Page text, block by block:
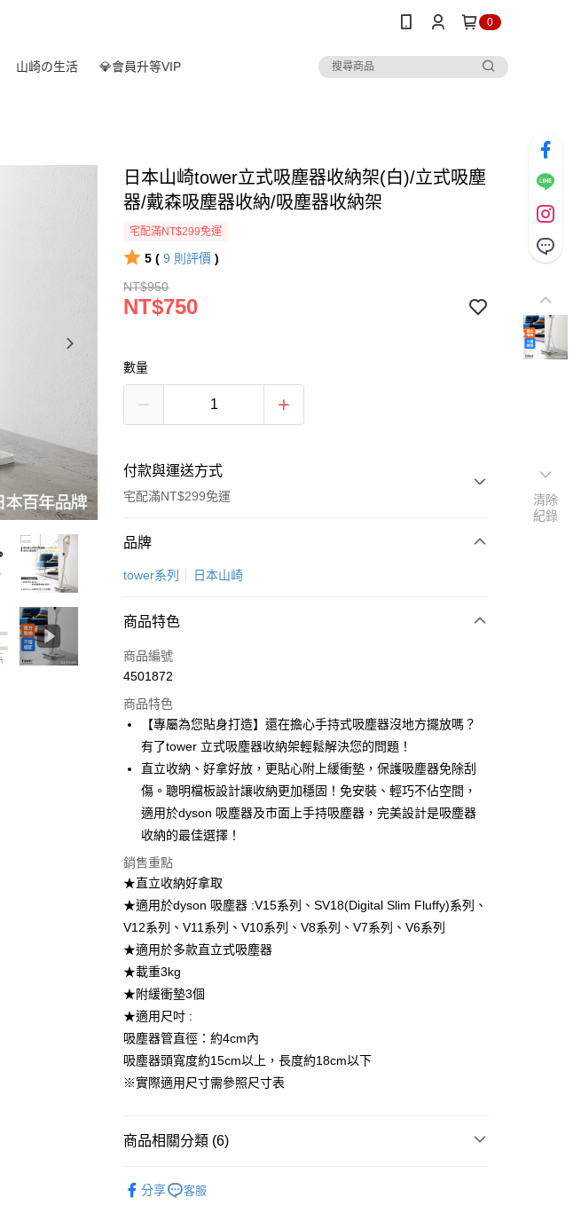
0
山崎の生活 💎會員升等VIP
日本山崎tower立式吸塵器收納架(白)/立式吸塵
器/戴森吸塵器收納/吸塵器收納架
宅配滿NT$299免運
5 ( 9 則評價 )
NT$950
NT$750
數量
付款與運送方式
宅配滿NT$299免運
付款方式
信用卡一次付款
悠遊付
Google Pay
全盈+PAY
大哥付你分期
相關說明
【大哥付你分期使用說明】
2.付款方式選擇「大哥付你分期」，訂單成立後會自動跳轉到大哥付的交易
流程，驗證手機門號後，選擇欲分期的期數、繳款截止日，確認付款後即
3.實際核准額度、可分期數及費用金額請依後續交易確認頁面所載為準。
4.訂單成立30分鐘內，如未前往確認交易或遇審核未通過，訂單將自動取
消。如遇「轉專審核」未通過狀況，表示未達大哥付你分期系統評分，恕
無法說明評估內容。
【繳款方式說明】
1.分期款項不併入電信帳單，「大哥付你分期」於每月結算日後寄送繳費提
醒簡訊。
2.透過簡訊連結打開帳單後，可選擇「超商條碼／台灣大直營門市／銀行轉
帳／街口支付／iPASS MONEY」等通路繳費。
1.本服務係由「台灣大哥大股份有限公司」（以下簡稱本公司）所提供，讓
用戶於交易時，得透過本服務購買商品或服務，並由商店將買賣／分期付
用，由本公司與您本人進行分期帳單所需資料之確認、核對及更正。
ATM付款
運送方式
宅配【父親節大回饋】限時$299免運
每筆NT$150，滿NT$299(含以上)免運費
品牌
tower系列 日本山崎
商品特色
商品編號
4501872
商品特色
【專屬為您貼身打造】還在擔心手持式吸塵器沒地方擺放嗎？
有了tower 立式吸塵器收納架輕鬆解決您的問題！
直立收納、好拿好放，更貼心附上緩衝墊，保護吸塵器免除刮
傷。聰明檔板設計讓收納更加穩固！免安裝、輕巧不佔空間，
適用於dyson 吸塵器及市面上手持吸塵器，完美設計是吸塵器
收納的最佳選擇！
銷售重點
★直立收納好拿取
★適用於dyson 吸塵器 :V15系列、SV18(Digital Slim Fluffy)系列、
V12系列、V11系列、V10系列、V8系列、V7系列、V6系列
★適用於多款直立式吸塵器
★載重3kg
★附緩衝墊3個
★適用尺吋 :
吸塵器管直徑：約4cm內
吸塵器頭寬度約15cm以上，長度約18cm以下
※實際適用尺寸需參照尺寸表
商品相關分類 (6)
分享 客服
清除
紀錄